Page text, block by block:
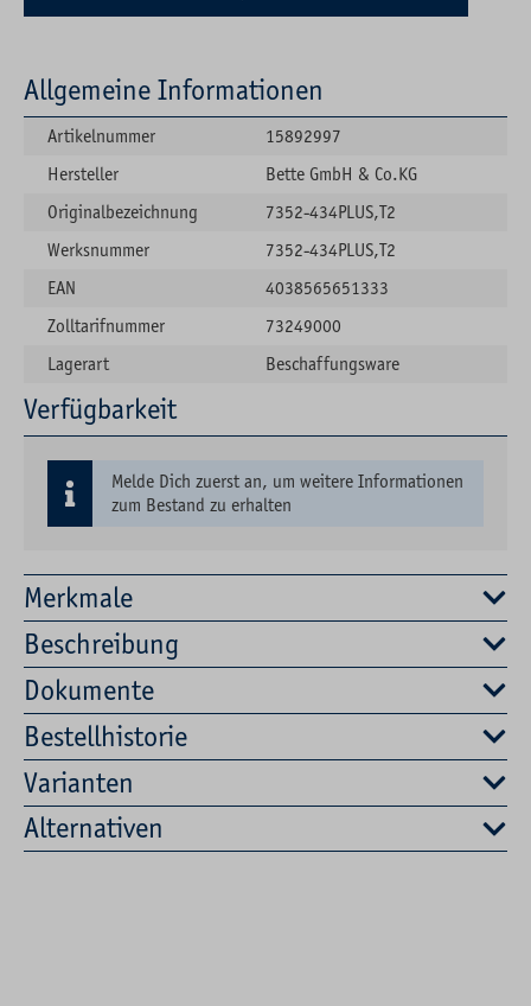
Merkmale
Beschreibung
Dokumente
Bestellhistorie
Varianten
Alternativen
Allgemeine Informationen
Artikelnummer
15892997
Hersteller
Bette GmbH & Co.KG
Originalbezeichnung
7352-434PLUS,T2
Werksnummer
7352-434PLUS,T2
EAN
4038565651333
Zolltarifnummer
73249000
Lagerart
Beschaffungsware
Verfügbarkeit
Melde Dich zuerst an, um weitere Informationen
zum Bestand zu erhalten